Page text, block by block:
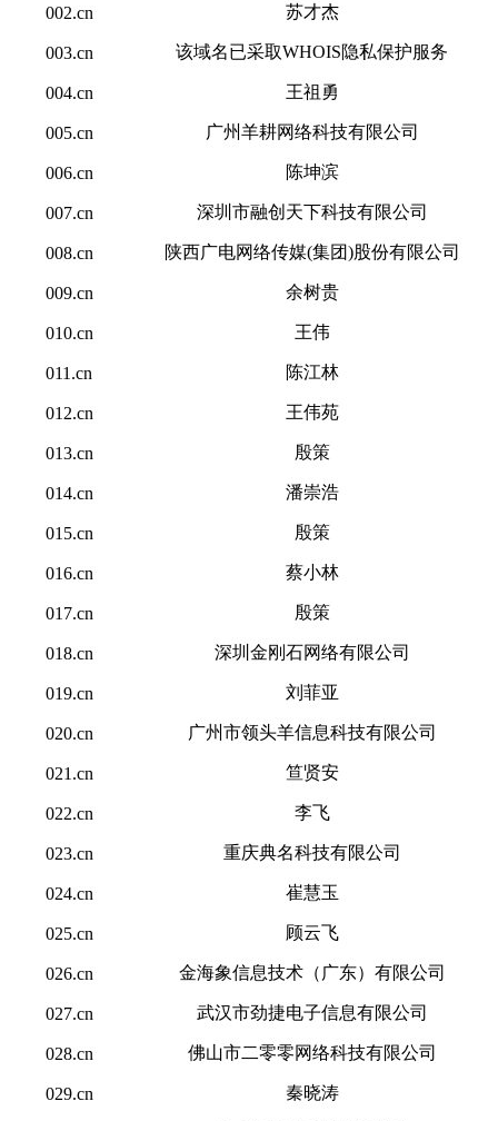
002.cn 苏才杰
003.cn 该域名已采取WHOIS隐私保护服务
004.cn 王祖勇
005.cn 广州羊耕网络科技有限公司
006.cn 陈坤滨
007.cn 深圳市融创天下科技有限公司
008.cn 陕西广电网络传媒(集团)股份有限公司
009.cn 余树贵
010.cn 王伟
011.cn 陈江林
012.cn 王伟苑
013.cn 殷策
014.cn 潘崇浩
015.cn 殷策
016.cn 蔡小林
017.cn 殷策
018.cn 深圳金刚石网络有限公司
019.cn 刘菲亚
020.cn 广州市领头羊信息科技有限公司
021.cn 笪贤安
022.cn 李飞
023.cn 重庆典名科技有限公司
024.cn 崔慧玉
025.cn 顾云飞
026.cn 金海象信息技术（广东）有限公司
027.cn 武汉市劲捷电子信息有限公司
028.cn 佛山市二零零网络科技有限公司
029.cn 秦晓涛